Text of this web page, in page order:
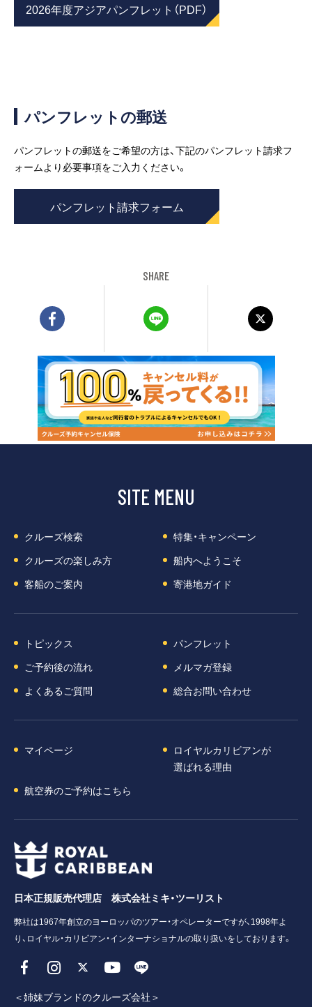
2026年度アジアパンフレット（PDF）
パンフレットの郵送
パンフレットの郵送をご希望の方は、下記のパンフレット請求フ
ォームより必要事項をご入力ください。
パンフレット請求フォーム
SHARE
SITE MENU
クルーズ検索
特集・キャンペーン
クルーズの楽しみ方
船内へようこそ
客船のご案内
寄港地ガイド
トピックス
パンフレット
ご予約後の流れ
メルマガ登録
よくあるご質問
総合お問い合わせ
マイページ
ロイヤルカリビアンが
選ばれる理由
航空券のご予約はこちら
日本正規販売代理店 株式会社ミキ・ツーリスト
弊社は1967年創立のヨーロッパのツアー・オペレーターですが、1998年よ
り、ロイヤル・カリビアン・インターナショナルの取り扱いをしております。
＜姉妹ブランドのクルーズ会社＞